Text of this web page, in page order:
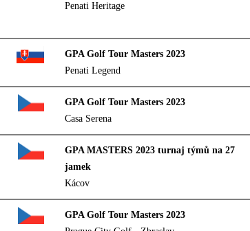
Penati Heritage
GPA Golf Tour Masters 2023
Penati Legend
GPA Golf Tour Masters 2023
Casa Serena
GPA MASTERS 2023 turnaj týmů na 27
jamek
Kácov
GPA Golf Tour Masters 2023